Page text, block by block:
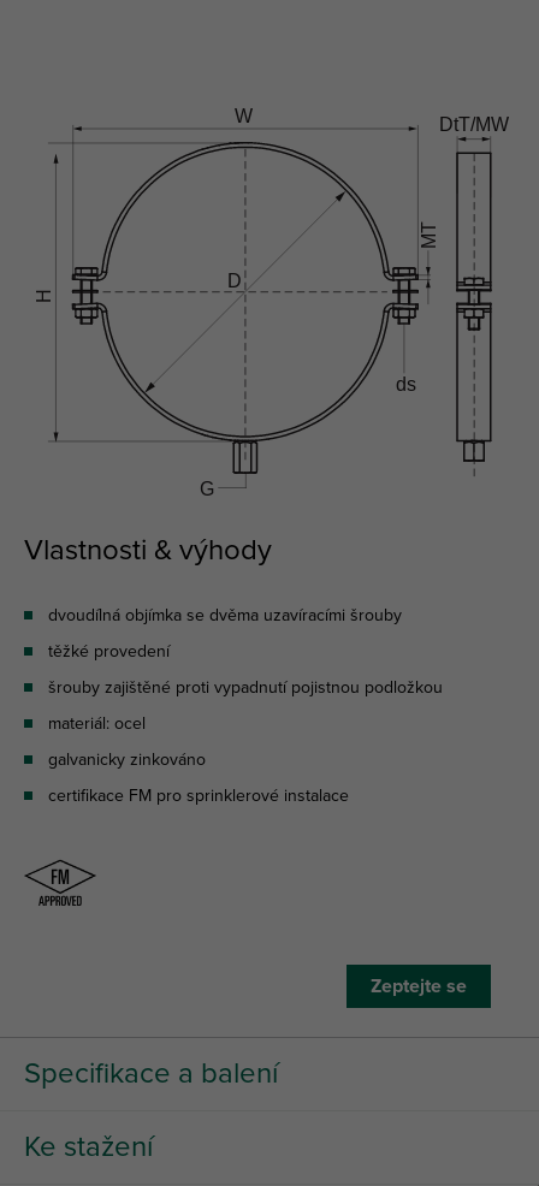
Vlastnosti & výhody
dvoudílná objímka se dvěma uzavíracími šrouby
těžké provedení
šrouby zajištěné proti vypadnutí pojistnou podložkou
materiál: ocel
galvanicky zinkováno
certifikace FM pro sprinklerové instalace
Zeptejte se
Specifikace a balení
Ke stažení